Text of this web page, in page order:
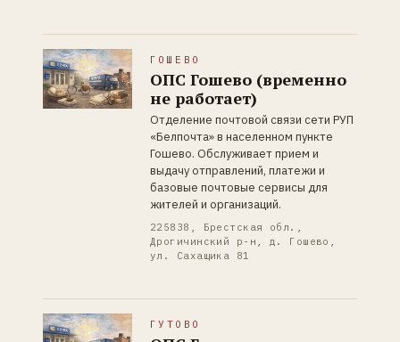
ГОШЕВО
ОПС Гошево (временно
не работает)
Отделение почтовой связи сети РУП
«Белпочта» в населенном пункте
Гошево. Обслуживает прием и
выдачу отправлений, платежи и
базовые почтовые сервисы для
жителей и организаций.
225838, Брестская обл.,
Дрогичинский р-н, д. Гошево,
ул. Сахащика 81
ГУТОВО